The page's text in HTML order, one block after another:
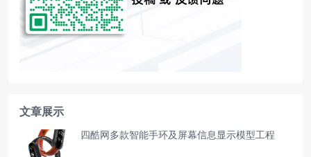
文章展示
四酷网多款智能手环及屏幕信息显示模型工程